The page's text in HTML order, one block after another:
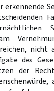
erkennende
nicht
des
der